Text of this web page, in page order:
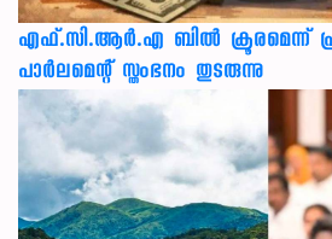
എഫ്.സി.ആർ.എ ബിൽ ക്രൂരമെന്ന്
പാർലമെന്റ് സ്തംഭനം തുടരുന്നു